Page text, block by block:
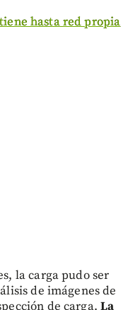
hasta red propia
la carga pudo ser
de imágenes de
de carga.La